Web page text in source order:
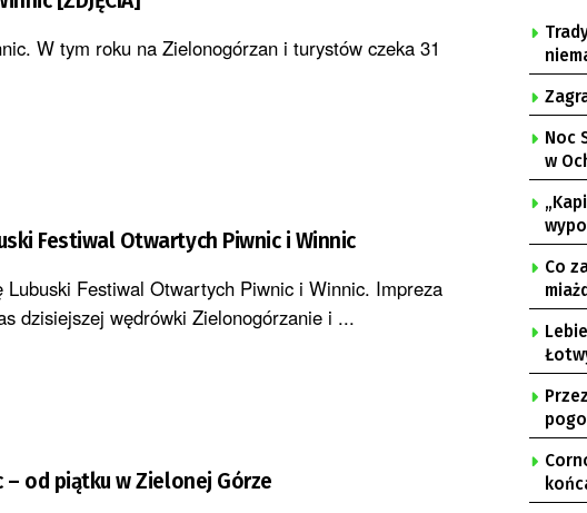
W tym roku na Zielonogórzan i turystów czeka 31
Festiwal Otwartych Piwnic i Winnic
Lubuski Festiwal Otwartych Piwnic i Winnic. Impreza
dzisiejszej wędrówki Zielonogórzanie i ...
– od piątku w Zielonej Górze
Noc
w
Co
upał